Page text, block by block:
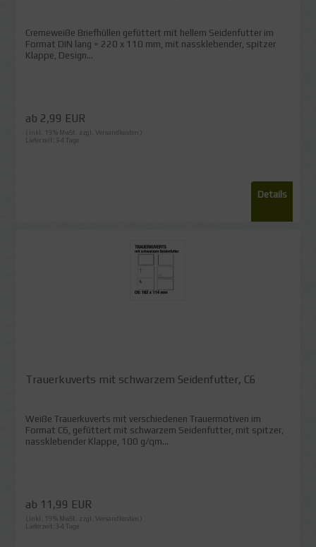
Cremeweiße Briefhüllen gefüttert mit hellem Seidenfutter im
Format DIN lang = 220 x 110 mm, mit nassklebender, spitzer
Klappe, Design...
ab 2,99 EUR
( inkl. 19 % MwSt. zzgl. Versandkosten )
Lieferzeit:3-4 Tage
Details
Trauerkuverts mit schwarzem Seidenfutter, C6
Weiße Trauerkuverts mit verschiedenen Trauermotiven im
Format C6, gefüttert mit schwarzem Seidenfutter, mit spitzer,
nassklebender Klappe, 100 g/qm...
ab 11,99 EUR
( inkl. 19 % MwSt. zzgl. Versandkosten )
Lieferzeit:3-4 Tage